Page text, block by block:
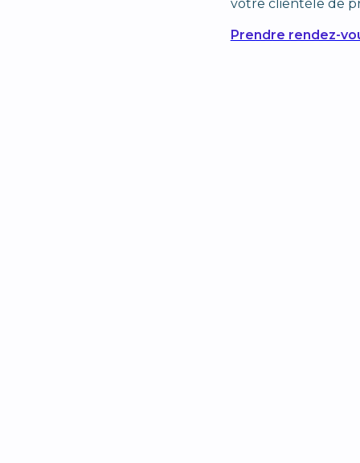
votre clientèle de
Prendre rendez-